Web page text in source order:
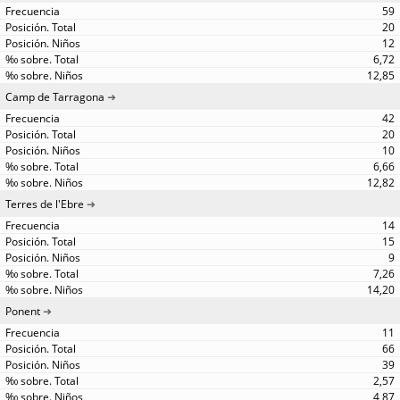
59
20
12
6,72
12,85
Camp de Tarragona
42
20
10
6,66
12,82
Terres de l'Ebre
14
15
9
7,26
14,20
Ponent
11
66
39
2,57
4,87